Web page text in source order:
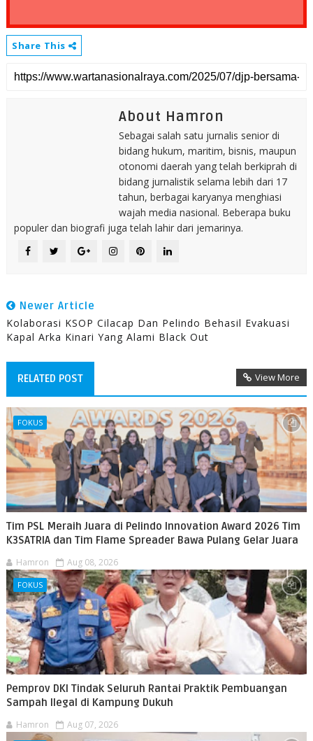
Share This
About Hamron
Sebagai salah satu jurnalis senior di
bidang hukum, maritim, bisnis, maupun
otonomi daerah yang telah berkiprah di
bidang jurnalistik selama lebih dari 17
tahun, berbagai karyanya menghiasi
wajah media nasional. Beberapa buku
populer dan biografi juga telah lahir dari jemarinya.
Newer Article
Kolaborasi KSOP Cilacap Dan Pelindo Behasil Evakuasi
Kapal Arka Kinari Yang Alami Black Out
RELATED POST View More
FOKUS
Tim PSL Meraih Juara di Pelindo Innovation Award 2026 Tim
K3SATRIA dan Tim Flame Spreader Bawa Pulang Gelar Juara
Hamron Aug 08, 2026
FOKUS
Pemprov DKI Tindak Seluruh Rantai Praktik Pembuangan
Sampah Ilegal di Kampung Dukuh
Hamron Aug 07, 2026